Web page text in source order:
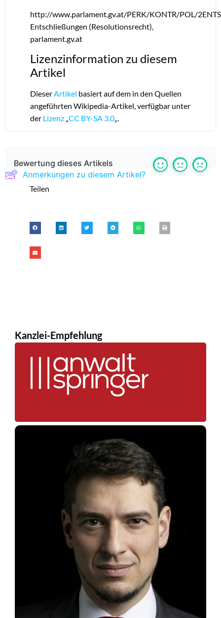
http://www.parlament.gv.at/PERK/KONTR/POL/
Entschließungen (Resolutionsrecht),
parlament.gv.at
Lizenzinformation zu diesem
Artikel
DieserArtikel basiert auf dem in den Quellen
angeführten Wikipedia-Artikel, verfügbar unter
der Lizenz „CC BY-SA 3.0„.
Bewertung dieses Artikels
Anmerkungen zu diesem Artikel?
Teilen
Kanzlei-Empfehlung